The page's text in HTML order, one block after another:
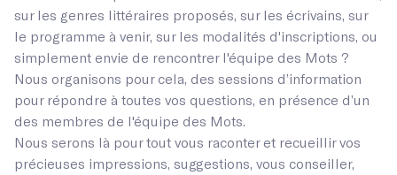
sur les genres littéraires proposés, sur les écrivains, sur
le programme à venir, sur les modalités d'inscriptions, ou
simplement envie de rencontrer l'équipe des Mots ?
Nous organisons pour cela, des sessions d’information
pour répondre à toutes vos questions, en présence d’un
des membres de l'équipe des Mots.
Nous serons là pour tout vous raconter et recueillir vos
précieuses impressions, suggestions, vous conseiller,